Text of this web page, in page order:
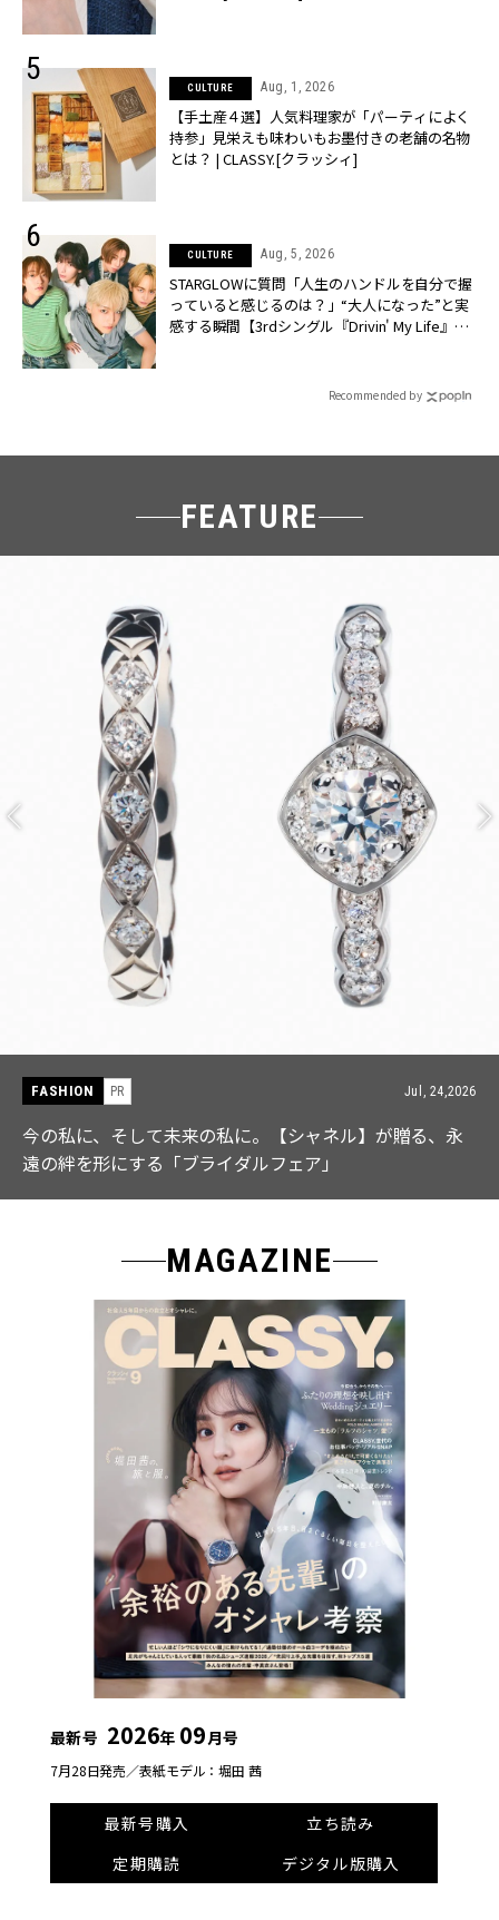
CULTURE Aug, 1, 2026
【手土産４選】人気料理家が「パーティによく
持参」見栄えも味わいもお墨付きの老舗の名物
とは？ | CLASSY.[クラッシィ]
CULTURE Aug, 5, 2026
STARGLOWに質問「人生のハンドルを自分で握
っていると感じるのは？」“大️人になった”と実
感する瞬間【3rdシングル『Drivin' My Life』発
Recommended by
FEATURE
FASHION Jul,
【ICB】人気インフルエンサーと共同制作! 週5で着
なる「名品ブラウス」２選
MAGAZINE
最新号 2026年 09月号
7月28日発売／表紙モデル：堀田 茜
最新号購入
立ち読み
定期購読
デジタル版購入